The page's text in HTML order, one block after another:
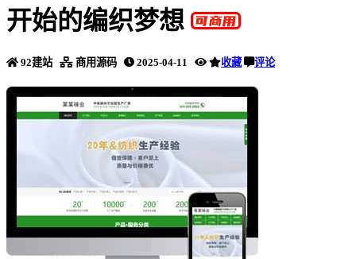
开始的编织梦想
92建站 商用源码 2025-04-11 收藏 评论